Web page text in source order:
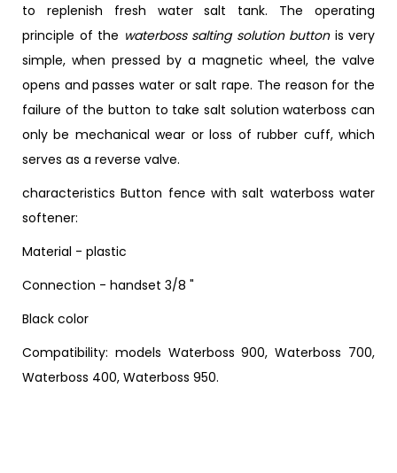
to replenish fresh water salt tank. The operating
principle of the waterboss salting solution buttonis very
simple, when pressed by a magnetic wheel, the valve
opens and passes water or salt rape. The reason for the
failure of the button to take salt solution waterboss can
only be mechanical wear or loss of rubber cuff, which
serves as a reverse valve.
characteristics Button fence with salt waterboss water
softener:
Material - plastic
Connection - handset 3/8 "
Black color
Compatibility: models Waterboss 900, Waterboss 700,
Waterboss 400, Waterboss 950.